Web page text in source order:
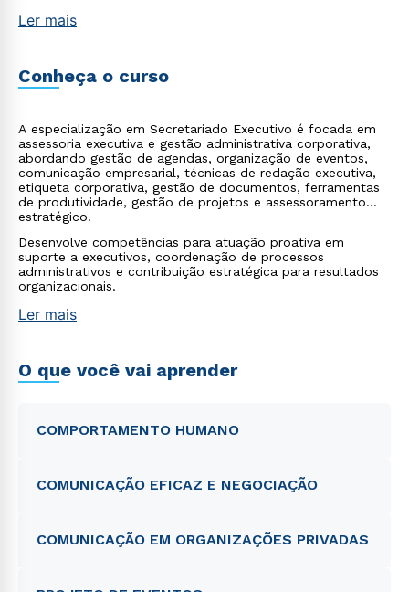
Ler mais
Conheça o curso
A especialização em Secretariado Executivo é focada em
assessoria executiva e gestão administrativa corporativa,
abordando gestão de agendas, organização de eventos,
comunicação empresarial, técnicas de redação executiva,
etiqueta corporativa, gestão de documentos, ferramentas
de produtividade, gestão de projetos e assessoramento
estratégico.
Desenvolve competências para atuação proativa em
suporte a executivos, coordenação de processos
administrativos e contribuição estratégica para resultados
organizacionais.
Ler mais
O que você vai aprender
COMPORTAMENTO HUMANO
COMUNICAÇÃO EFICAZ E NEGOCIAÇÃO
COMUNICAÇÃO EM ORGANIZAÇÕES PRIVADAS